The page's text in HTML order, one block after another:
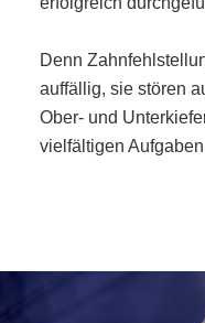
Denn
auffällig, sie stören
Ober- und
vielfältigen